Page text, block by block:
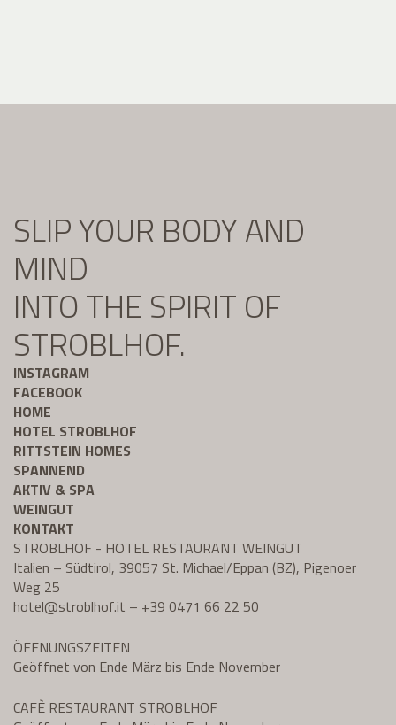
SLIP YOUR BODY AND
MIND
INTO THE SPIRIT OF
STROBLHOF.
INSTAGRAM
FACEBOOK
HOME
HOTEL STROBLHOF
RITTSTEIN HOMES
SPANNEND
AKTIV & SPA
WEINGUT
KONTAKT
STROBLHOF - HOTEL RESTAURANT WEINGUT
Italien – Südtirol, 39057 St. Michael/Eppan (BZ), Pigenoer
Weg 25
hotel@stroblhof.it – +39 0471 66 22 50
ÖFFNUNGSZEITEN
Geöffnet von Ende März bis Ende November
CAFÈ RESTAURANT STROBLHOF